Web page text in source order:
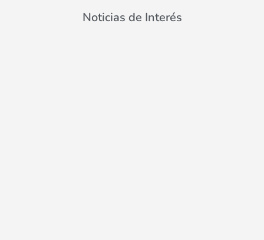
Noticias de Interés